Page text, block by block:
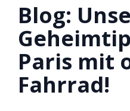
Blog:
Paris mit
Fahrrad!